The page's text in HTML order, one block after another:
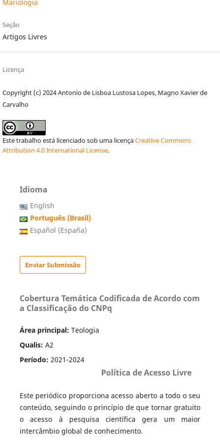
Mariologia
Seção
Artigos Livres
Licença
Copyright (c) 2024 Antonio de Lisboa Lustosa Lopes, Magno Xavier de
Carvalho
Este trabalho está licenciado sob uma licençaCreative Commons
Attribution 4.0 International License.
Idioma
English
Português (Brasil)
Español (España)
Enviar Submissão
Cobertura Temática Codificada de Acordo com
a Classificação do CNPq
Área principal: Teologia
Qualis: A2
Período: 2021-2024
Política de Acesso Livre
Este periódico proporciona acesso aberto a todo o seu
conteúdo, seguindo o princípio de que tornar gratuito
o acesso à pesquisa científica gera um maior
intercâmbio global de conhecimento.